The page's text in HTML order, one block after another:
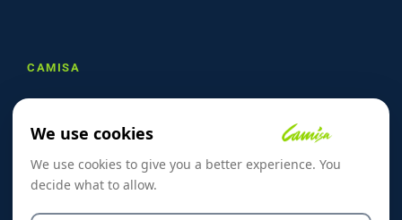
CAMISA
Referanser
Skreddersøm
We use cookies
We use cookies to give you a better experience. You
decide what to allow.